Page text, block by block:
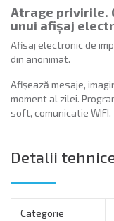
Atrage privirile.
unui afișaj
Afisaj electronic de
din anonimat.
Afișează mesaje,
moment al zilei.
soft, comunicatie WIFI.
Detalii
Categorie